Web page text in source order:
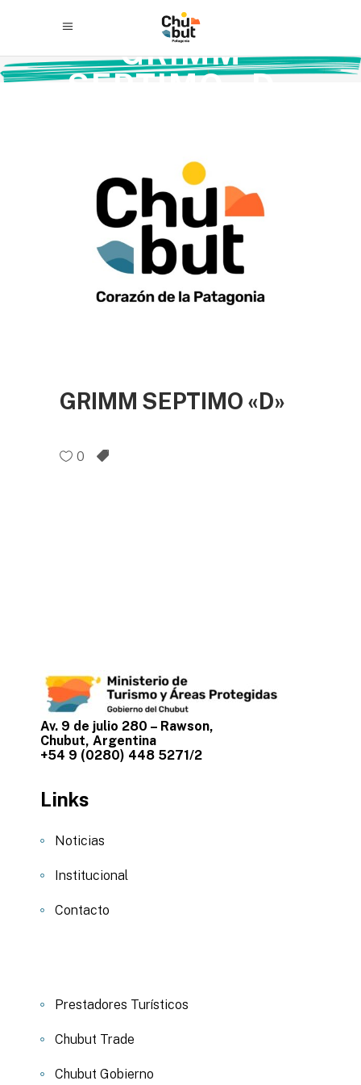
GRIMM
SEPTIMO «D»
GRIMM SEPTIMO «D»
0
Av. 9 de julio 280 – Rawson,
Chubut, Argentina
+54 9 (0280) 448 5271/2
Links
Noticias
Institucional
Contacto
Prestadores Turísticos
Chubut Trade
Chubut Gobierno